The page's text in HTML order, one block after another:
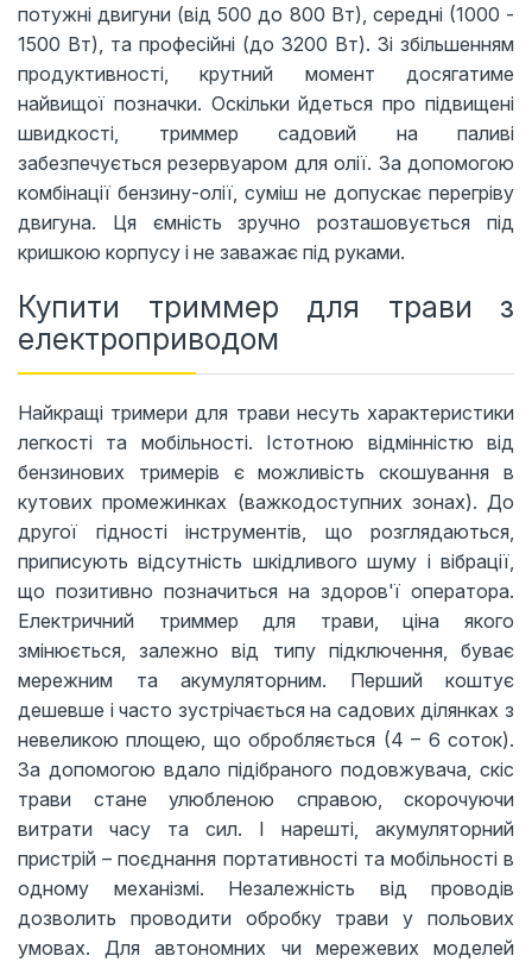
потужні двигуни (від 500 до 800 Вт), середні (1000 -
1500 Вт), та професійні (до 3200 Вт). Зі збільшенням
продуктивності, крутний момент досягатиме
найвищої позначки. Оскільки йдеться про підвищені
швидкості, триммер садовий на паливі
забезпечується резервуаром для олії. За допомогою
комбінації бензину-олії, суміш не допускає перегріву
двигуна. Ця ємність зручно розташовується під
кришкою корпусу і не заважає під руками.
Купити триммер для трави з
електроприводом
Найкращі тримери для трави несуть характеристики
легкості та мобільності. Істотною відмінністю від
бензинових тримерів є можливість скошування в
кутових промежинках (важкодоступних зонах). До
другої гідності інструментів, що розглядаються,
приписують відсутність шкідливого шуму і вібрації,
що позитивно позначиться на здоров'ї оператора.
Електричний триммер для трави, ціна якого
змінюється, залежно від типу підключення, буває
мережним та акумуляторним. Перший коштує
дешевше і часто зустрічається на садових ділянках з
невеликою площею, що обробляється (4 – 6 соток).
За допомогою вдало підібраного подовжувача, скіс
трави стане улюбленою справою, скорочуючи
витрати часу та сил. І нарешті, акумуляторний
пристрій – поєднання портативності та мобільності в
одному механізмі. Незалежність від проводів
дозволить проводити обробку трави у польових
умовах. Для автономних чи мережевих моделей